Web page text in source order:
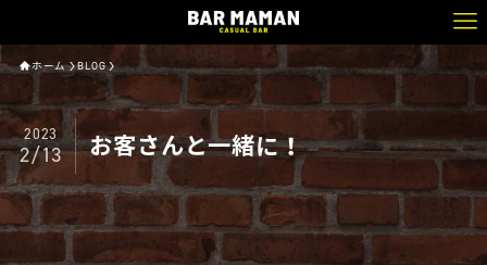
ホーム BLOG
お客さんと一緒に！
2023
2/13